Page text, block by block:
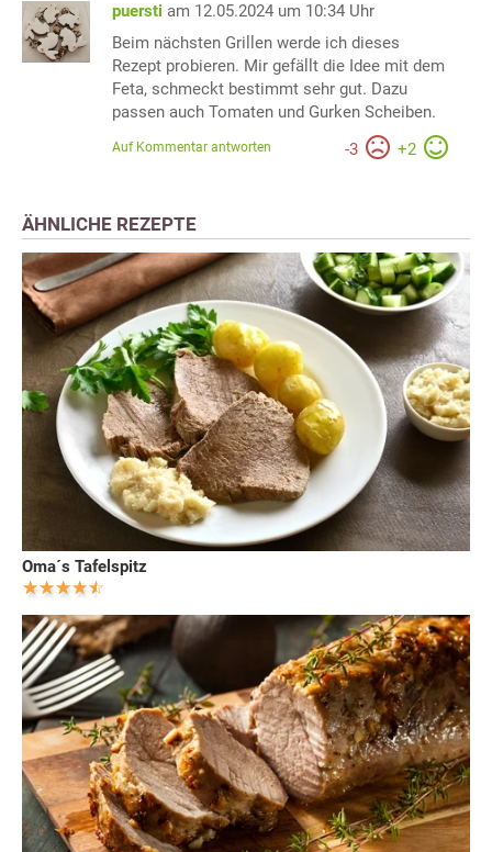
puersti am 12.05.2024 um 10:34 Uhr
Beim nächsten Grillen werde ich dieses
Rezept probieren. Mir gefällt die Idee mit dem
Feta, schmeckt bestimmt sehr gut. Dazu
passen auch Tomaten und Gurken Scheiben.
-3 +2
Auf Kommentar antworten
ÄHNLICHE REZEPTE
Oma´s Tafelspitz